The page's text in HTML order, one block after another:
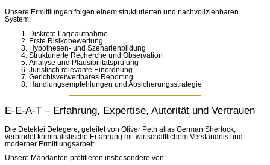
Unsere Ermittlungen folgen einem strukturierten und nachvollziehbaren
System:
Diskrete Lageaufnahme
Erste Risikobewertung
Hypothesen- und Szenarienbildung
Strukturierte Recherche und Observation
Analyse und Plausibilitätsprüfung
Juristisch relevante Einordnung
Gerichtsverwertbares Reporting
Handlungsempfehlungen und Absicherungsstrategie
E-E-A-T – Erfahrung, Expertise, Autorität und Vertrauen
Die Detektei Detegere, geleitet von Oliver Peth alias German Sherlock,
verbindet kriminalistische Erfahrung mit wirtschaftlichem Verständnis und
moderner Ermittlungsarbeit.
Unsere Mandanten profitieren insbesondere von: